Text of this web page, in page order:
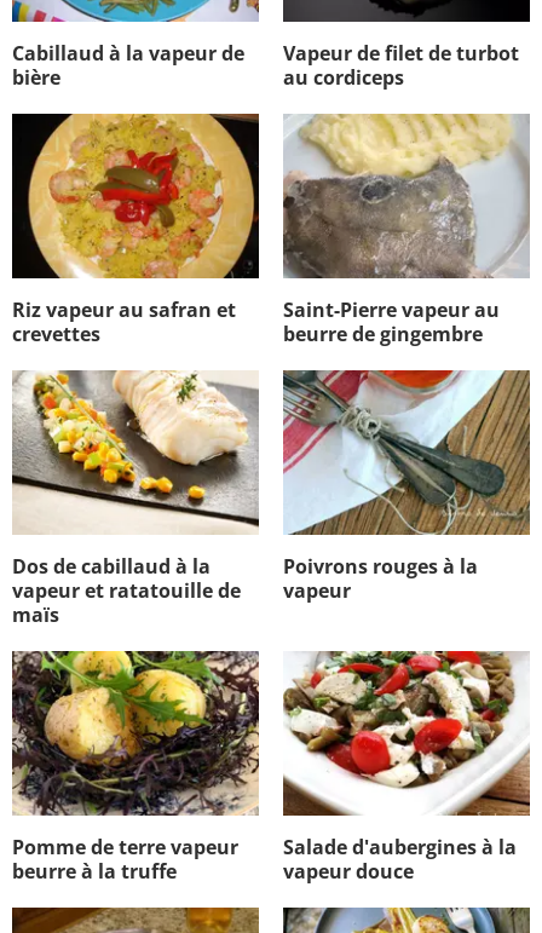
Cabillaud à la vapeur de
bière
Vapeur de filet de turbot
au cordiceps
Riz vapeur au safran et
crevettes
Saint-Pierre vapeur au
beurre de gingembre
Dos de cabillaud à la
vapeur et ratatouille de
maïs
Poivrons rouges à la
vapeur
Pomme de terre vapeur
beurre à la truffe
Salade d'aubergines à la
vapeur douce